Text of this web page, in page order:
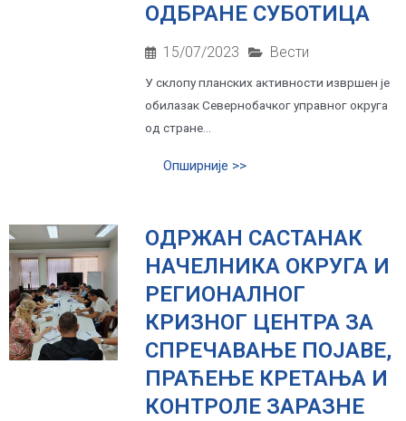
ОДБРАНЕ СУБОТИЦА
15/07/2023 Вести
У склопу планских активности извршен је
обилазак Севернобачког управног округа
од стране...
Опширније >>
ОДРЖАН САСТАНАК
НАЧЕЛНИКА ОКРУГА И
РЕГИОНАЛНОГ
КРИЗНОГ ЦЕНТРА ЗА
СПРЕЧАВАЊЕ ПОЈАВЕ,
ПРАЋЕЊЕ КРЕТАЊА И
КОНТРОЛЕ ЗАРАЗНЕ